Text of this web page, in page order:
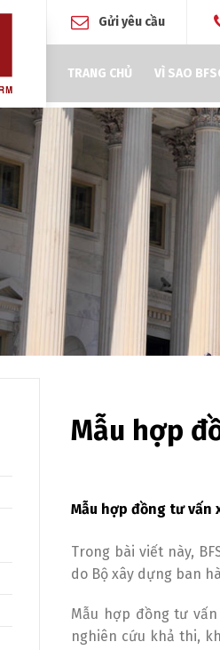
Gửi yêu cầu
TRANG CHỦ VÌ SAO
Mẫu hợp
Mẫu hợp đồng tư vấn
Trong bài viết này,
do Bộ xây dựng ban
Mẫu hợp đồng tư
nghiên cứu khả thi,